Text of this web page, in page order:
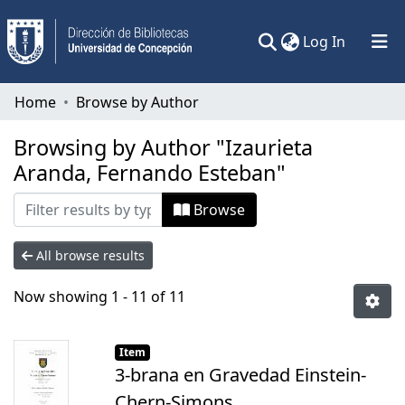
Log In (current)
Communities & Collections
All of DSpace
Home Browse by Author
Browsing by Author "Izaurieta
Aranda, Fernando Esteban"
Browse
All browse results
Now showing 1 - 11 of 11
Item
3-brana en Gravedad Einstein-